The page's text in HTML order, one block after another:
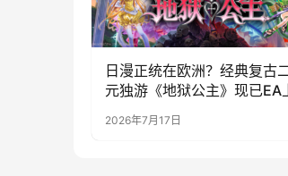
日漫正统在欧洲？经典复古
元独游《地狱公主》现已EA
2026年7月17日